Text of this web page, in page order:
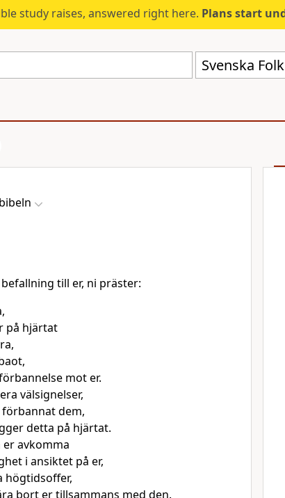
study raises, answered right here. Plans start
Svenska
till er, ni präster:
på hjärtat
mot er.
välsignelser,
dem,
detta på hjärtat.
er avkomma
i ansiktet på er,
högtidsoffer,
bort er tillsammans med den.